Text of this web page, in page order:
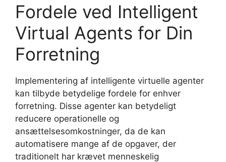
Fordele ved Intelligent
Virtual Agents for Din
Forretning
Implementering af intelligente virtuelle agenter
kan tilbyde betydelige fordele for enhver
forretning. Disse agenter kan betydeligt
reducere operationelle og
ansættelsesomkostninger, da de kan
automatisere mange af de opgaver, der
traditionelt har krævet menneskelig